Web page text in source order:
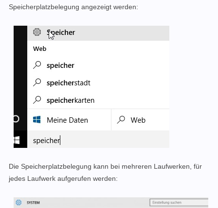
Speicherplatzbelegung angezeigt werden:
Die Speicherplatzbelegung kann bei mehreren Laufwerken, für
jedes Laufwerk aufgerufen werden: